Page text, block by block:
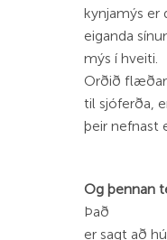
kynjamýs er
eiganda
mýs í hveiti.
Orðið
til sjóferða,
þeir nefnast
Og þennan
Það
er sagt að